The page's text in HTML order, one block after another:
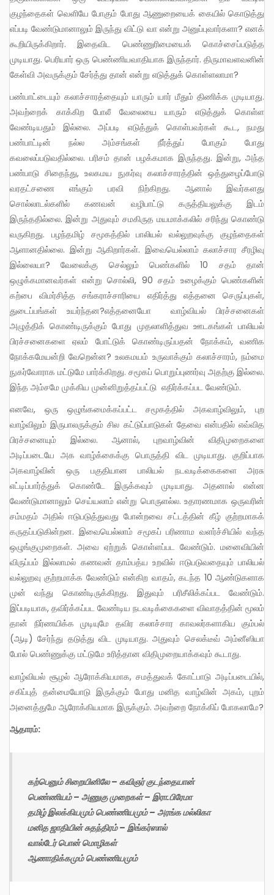
குழந்தைகள் வெளியே போகும் போது ஆணுறையைக் கையில் கொடுத்து
எப்படி வேண்டுமானாலும் இருந்து விட்டு வா என்று அனுப்புவார்களா? எனக்
கூறியிருக்கிறார். இதைவிட பெண்ணுரிமையைக் கொச்சைப்படுத்த
முடியாது. பெரியார் ஒரு பெண்ணியவாதியாக இருந்தார். திருமாவளவனின்
கேள்வி அவருக்கும் சேர்த்து தான் என்று எடுத்துக் கொள்ளலாமா?
பண்பாட்டையும் கலாச்சாரத்தையும் யாரும் யார் மீதும் திணிக்க முடியாது.
அவற்றைக் காக்கிற போலீ வேலையை யாரும் எடுத்துக் கொள்ள
வேண்டியதும் இல்லை. அப்படி எடுத்துக் கொள்பவர்கள் கூட, நமது
பண்பாட்டின் நல்ல அம்சங்கள் நீர்த்துப் போகும் போது
கவலைப்படுவதில்லை. பரிசம் தான் பழக்கமாக இருந்தது. இன்று, அந்த
பண்பாடு சிதைந்து, உலகமய நுகர்வு கலாச்சாரத்தின் ஒத்துழைப்போடு
வரதட்சணை எங்கும் பரவி நிற்கிறது. ஆனால் இவர்களது
சொல்லாடல்களில் கணவன் வழிபாட்டு கருத்தியலுக்கு இடம்
இருந்ததில்லை. இன்று அதுவும் சமகிருத மயமாக்கலில் சரிந்து கொண்டு
வருகிறது. பழந்தமிழ் சமூகத்தில் பாலியல் வல்லுறவுக்கு குழந்தைகள்
ஆளானதில்லை. இன்று ஆகிறார்கள். இவையெல்லாம் கலாச்சார சீரழிவு
இல்லையா? வேலைக்கு செல்லும் பெண்களில் 10 சதம் தான்
ஒழுக்கமானவர்கள் என்று சொல்லி, 90 சதம் உழைக்கும் பெண்களின்
கற்பை விமர்சித்த சங்கராச்சாரியை எதிர்த்து எத்தனை செருப்புகள்,
துடைப்பங்கள் உயர்ந்தன?எத்தனையோ வாழ்வியல் பிரச்சனைகள்
அழுத்திக் கொண்டிருக்கும் போது முதலாளித்துவ ஊடகங்கள் பாலியல்
பிரச்சனைகளை ஏலம் போட்டுக் கொண்டிருப்பதன் நோக்கம், வணிக
நோக்கமேயன்றி வேறென்ன? உலகமயம் உருவாக்கும் கலாச்சாரம், நம்மை
நுகர்வோராக மட்டுமே பார்க்கிறது. சமூகப் பொறுப்புணர்வு அதற்கு இல்லை.
இந்த அம்சமே முக்கிய முன்னிறுத்தப்பட்டு எதிர்க்கப்பட வேண்டும்.
எனவே, ஒரு ஒழுங்கமைக்கப்பட்ட சமூகத்தில் அகவாழ்விலும், புற
வாழ்விலும் இருபாலருக்கும் சில கட்டுப்பாடுகள் தேவை என்பதில் எவ்வித
பிரச்சனையும் இல்லை. ஆனால், புறவாழ்வின் விதிமுறைகளை
அடிப்படையே அக வாழ்க்கைக்கு பொருத்தி விட முடியாது. குறிப்பாக
அகவாழ்வின் ஒரு பகுதியான பாலியல் நடவடிக்கைகளை அரசு
எட்டிப்பார்த்துக் கொண்டே இருக்கவும் முடியாது. அதனால் என்ன
வேண்டுமானாலும் செய்யலாம் என்று பொருளல்ல. உதாரணமாக ஒருவரின்
சம்மதம் அதில் ஈடுபடுத்துவது போன்றவை சட்டத்தின் கீழ் குற்றமாகக்
கருதப்படுகின்றன. இவையெல்லாம் சமூகப் பரிணாம வளர்ச்சியில் வந்த
ஒழுங்குமுறைகள். அவை ஏற்றுக் கொள்ளப்பட வேண்டும். மனைவியின்
விருப்பம் இல்லாமல் கணவன் தாம்பத்ய உறவில் ஈடுபடுவதையும் பாலியல்
வல்லுறவு குற்றமாக்க வேண்டும் என்கிற வாதம், கடந்த 10 ஆண்டுகளாக
முன் வந்து கொண்டிருக்கிறது. இதுவும் பரிசீலிக்கப்பட வேண்டும்.
இப்படியாக, தவிர்க்கப்பட வேண்டிய நடவடிக்கைகளை விவாதத்தின் மூலம்
தான் நிர்ணயிக்க முடியுமே தவிர கலாச்சார காவலர்களாகிய கும்பல்
(ஆடி) சேர்ந்து தடுத்து விட முடியாது. அதுவும் செலக்டீவ் அம்னீஸியா
போல் பெண்ணுக்கு மட்டுமே உரித்தான விதிமுறையாக்கவும் கூடாது.
வாழ்வியல் சூழல் ஆரோக்கியமாக, சமத்துவக் கோட்பாடு அடிப்படையில்,
சகிப்புத் தன்மையோடு இருக்கும் போது மனித வாழ்வின் அகம், புறம்
அனைத்துமே ஆரோக்கியமாக இருக்கும். அவற்றை நோக்கிப் போகலாமே?
ஆதாரம்:
கற்பெனும் சிறையினிலே – கவிஞர் குடந்தையான்
பெண்ணியம் – அணுகு முறைகள் – இரா.பிரேமா
தமிழ் இலக்கியமும் பெண்ணியமும் – அரங்க மல்லிகா
மனித ஜாதியின் சுதந்திரம் – இங்கர்ஸால்
வால்டேர் பொன் மொழிகள்
ஆணாதிக்கமும் பெண்ணியமும்